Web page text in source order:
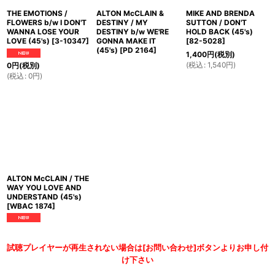
THE EMOTIONS /
FLOWERS b/w I DON'T
WANNA LOSE YOUR
LOVE (45's) [3-10347]
0円(税別)
(税込 : 0円)
ALTON McCLAIN &
DESTINY / MY
DESTINY b/w WE'RE
GONNA MAKE IT
(45's) [PD 2164]
MIKE AND BRENDA
SUTTON / DON'T
HOLD BACK (45's)
[82-5028]
1,400円(税別)
(税込 : 1,540円)
ALTON McCLAIN / THE
WAY YOU LOVE AND
UNDERSTAND (45's)
[WBAC 1874]
試聴プレイヤーが再生されない場合は[お問い合わせ]ボタンよりお申し付
け下さい